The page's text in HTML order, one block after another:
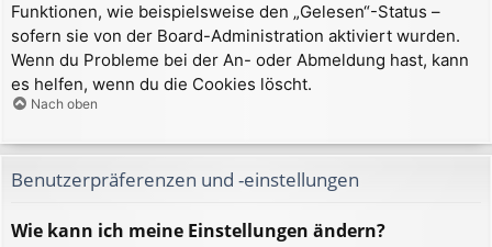
Funktionen, wie beispielsweise den „Gelesen“-Status –
sofern sie von der Board-Administration aktiviert wurden.
Wenn du Probleme bei der An- oder Abmeldung hast, kann
es helfen, wenn du die Cookies löscht.
Nach oben
Benutzerpräferenzen und -einstellungen
Wie kann ich meine Einstellungen ändern?